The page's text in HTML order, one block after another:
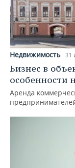
Недвижимость 31
Бизнес в
особенности
Аренда